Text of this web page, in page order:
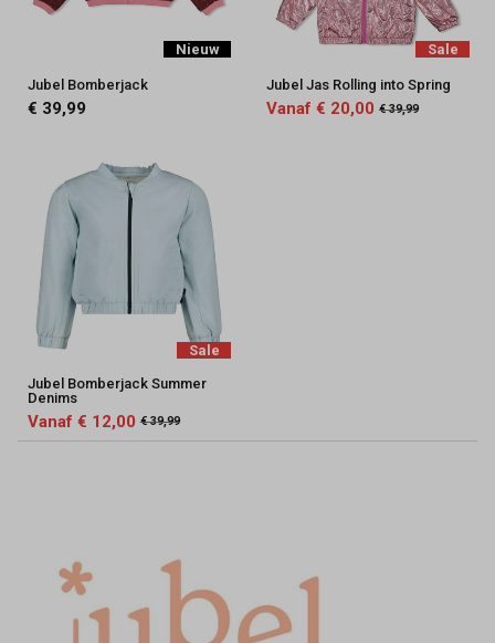
Nieuw
Jubel Bomberjack
€ 39,99
Sale
Jubel Jas Rolling into Spring
Vanaf € 20,00 € 39,99
Sale
Jubel Bomberjack Summer
Denims
Vanaf € 12,00 € 39,99